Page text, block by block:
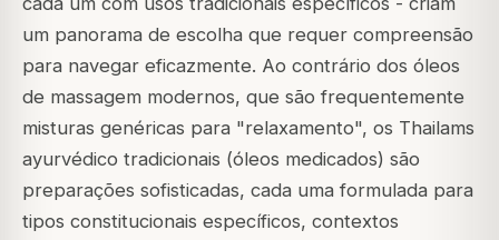
um panorama de escolha que requer compreensão
para navegar eficazmente. Ao contrário dos óleos
de massagem modernos, que são frequentemente
misturas genéricas para "relaxamento", os Thailams
ayurvédico tradicionais (óleos medicados) são
preparações sofisticadas, cada uma formulada para
tipos constitucionais específicos, contextos